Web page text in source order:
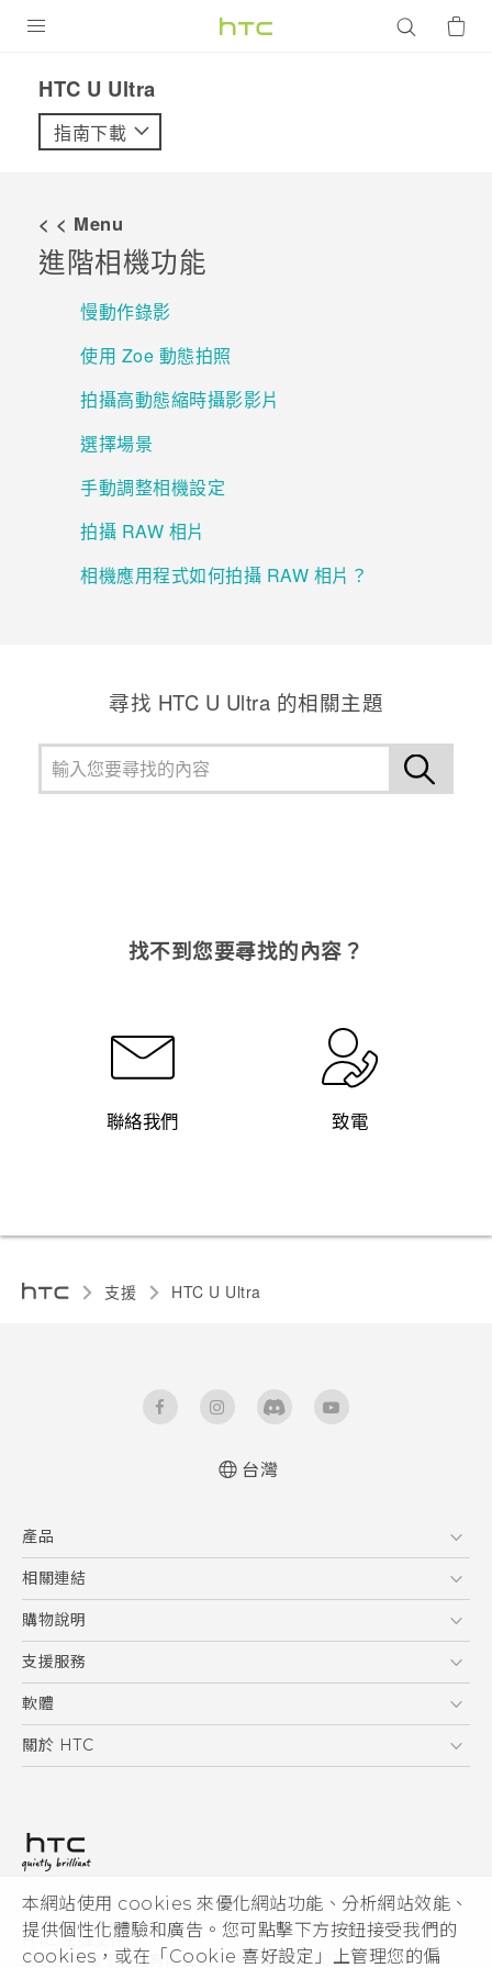
本網站使用 cookies 來優化網站功能、分析網站效能、
提供個性化體驗和廣告。您可點擊下方按鈕接受我們的
cookies，或在「Cookie 喜好設定」上管理您的偏
VIVE
配件
優惠專區
焦點訊息
校園專案
銷售門市
銷售通路
支援服務
VIVELAND
HTC U Ultra‎
指南下載
< < Menu
進階相機功能
慢動作錄影
使用 Zoe 動態拍照
拍攝高動態縮時攝影影片
選擇場景
手動調整相機設定
拍攝 RAW 相片
相機應用程式如何拍攝 RAW 相片？
尋找 HTC U Ultra 的相關主題
找不到您要尋找的內容？
聯絡我們 致電
支援 HTC U Ultra‎
台灣
產品
5G
智慧型手機
配件
相關連結
HTC Research
購物說明
購物須知
訂單管理
付款方式
支援服務
到府收送維修服務
服務中心資訊
客戶服務佈告欄
軟體
應用程式
HTC Sync Manager
關於 HTC
投資人
隱私權政策
產品安全性
© 2011-2026 HTC Corporation
HTC 法律文件
宏達國際電子股份有限公司 | 統一編號16003518